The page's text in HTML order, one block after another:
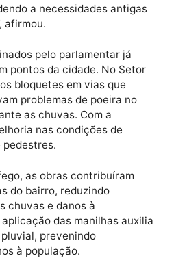
em áreas urbanas
infraestrutura adequada.
para garantir materiais que
voltadas à
a necessidades
afirmou.
pelo parlamentar já
bloquetes em vias que
problemas de poeira no
as chuvas. Com a
nas condições de
e pedestres.